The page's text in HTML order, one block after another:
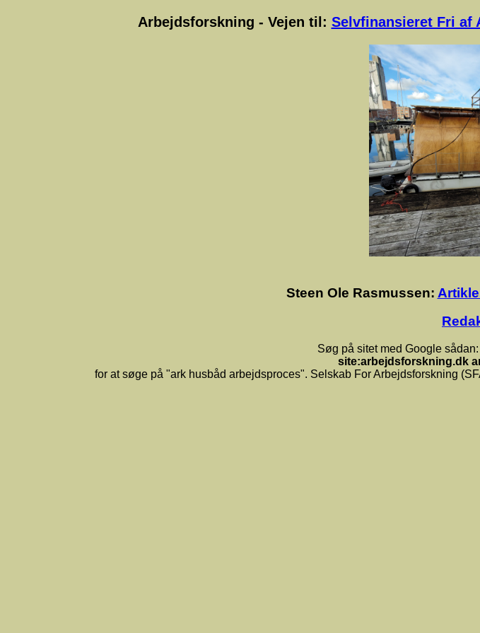
Arbejdsforskning - Vejen til: Selvfinansieret Fri af
Steen Ole Rasmussen:
Søg på sitet med Google
site:arbejdsforskning.dk
for at søge på "ark husbåd arbejdsproces". Selskab For Arbejdsforskning